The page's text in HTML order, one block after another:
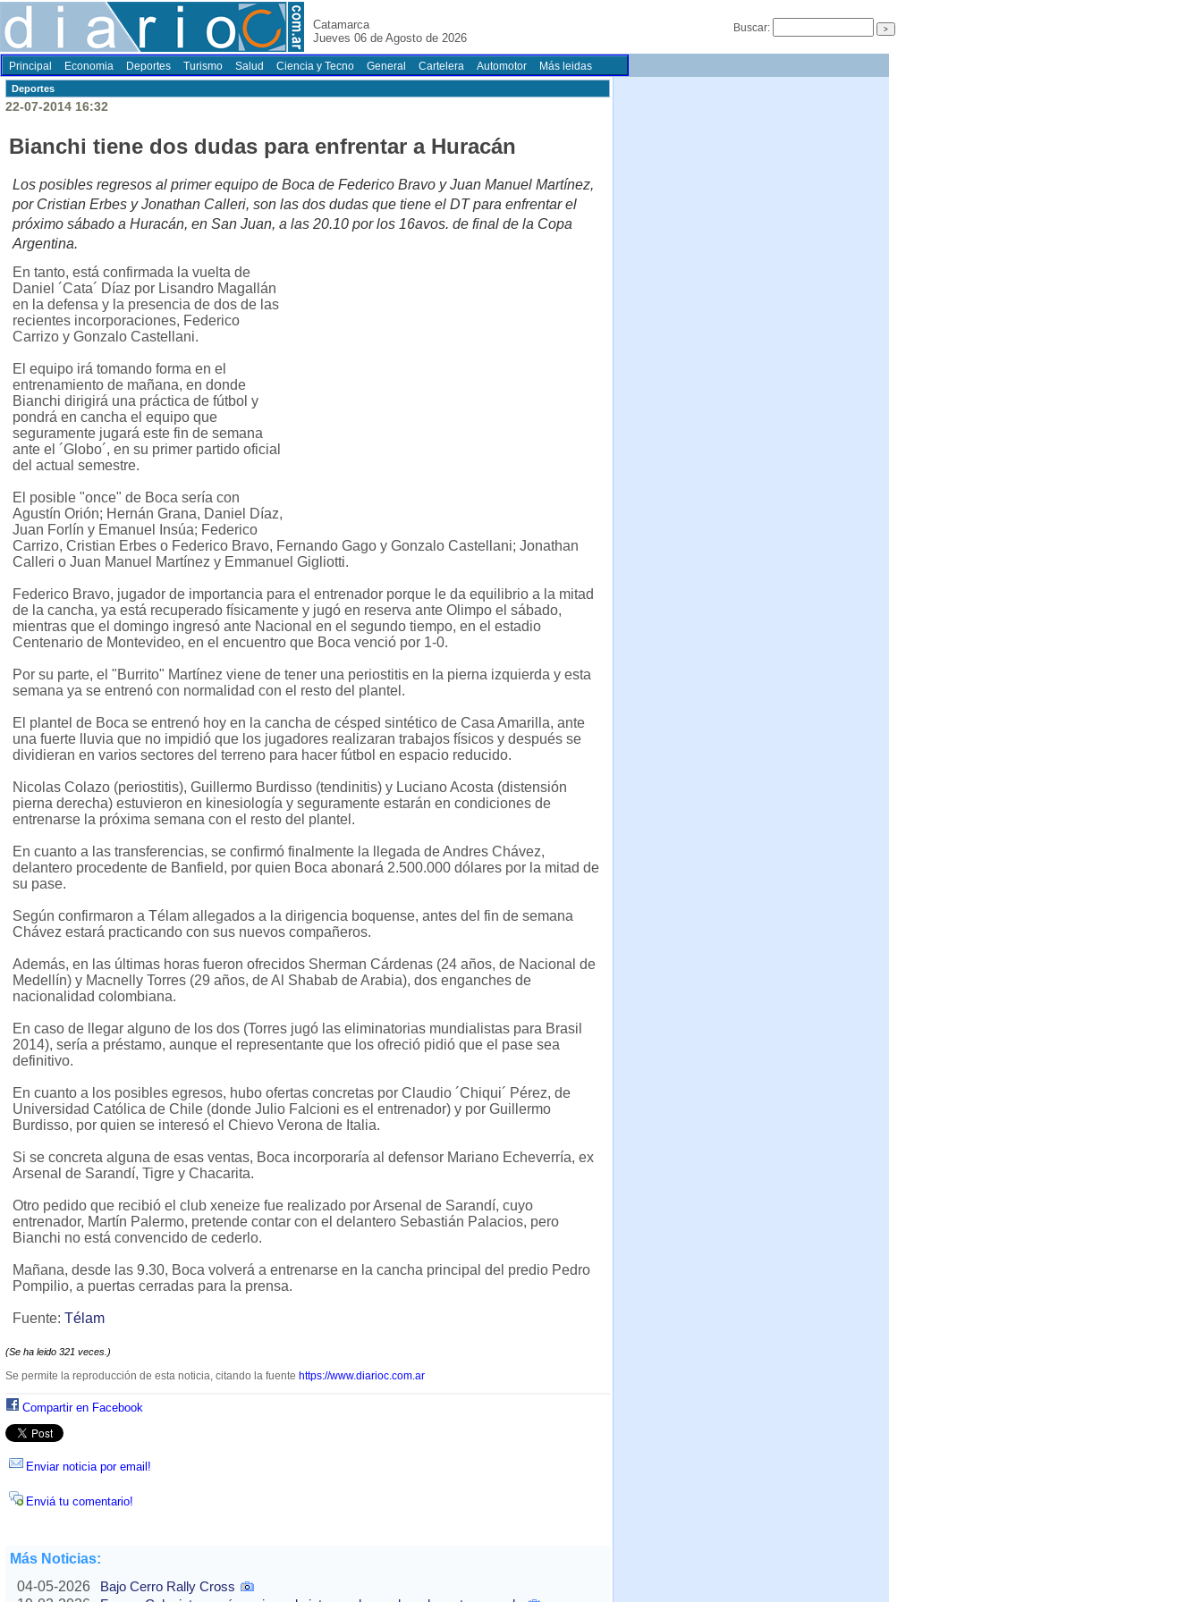
Catamarca
Jueves 06 de Agosto de 2026
Buscar:
Principal Economia Deportes Turismo Salud Ciencia y Tecno General Cartelera Automotor Más leidas
Deportes
22-07-2014 16:32
Bianchi tiene dos dudas para enfrentar a Huracán
Los posibles regresos al primer equipo de Boca de Federico Bravo y Juan Manuel Martínez,
por Cristian Erbes y Jonathan Calleri, son las dos dudas que tiene el DT para enfrentar el
próximo sábado a Huracán, en San Juan, a las 20.10 por los 16avos. de final de la Copa
Argentina.
En tanto, está confirmada la vuelta de
Daniel ´Cata´ Díaz por Lisandro Magallán
en la defensa y la presencia de dos de las
recientes incorporaciones, Federico
Carrizo y Gonzalo Castellani.
El equipo irá tomando forma en el
entrenamiento de mañana, en donde
Bianchi dirigirá una práctica de fútbol y
pondrá en cancha el equipo que
seguramente jugará este fin de semana
ante el ´Globo´, en su primer partido oficial
del actual semestre.
El posible "once" de Boca sería con
Agustín Orión; Hernán Grana, Daniel Díaz,
Juan Forlín y Emanuel Insúa; Federico
Carrizo, Cristian Erbes o Federico Bravo, Fernando Gago y Gonzalo Castellani; Jonathan
Calleri o Juan Manuel Martínez y Emmanuel Gigliotti.
Federico Bravo, jugador de importancia para el entrenador porque le da equilibrio a la mitad
de la cancha, ya está recuperado físicamente y jugó en reserva ante Olimpo el sábado,
mientras que el domingo ingresó ante Nacional en el segundo tiempo, en el estadio
Centenario de Montevideo, en el encuentro que Boca venció por 1-0.
Por su parte, el "Burrito" Martínez viene de tener una periostitis en la pierna izquierda y esta
semana ya se entrenó con normalidad con el resto del plantel.
El plantel de Boca se entrenó hoy en la cancha de césped sintético de Casa Amarilla, ante
una fuerte lluvia que no impidió que los jugadores realizaran trabajos físicos y después se
dividieran en varios sectores del terreno para hacer fútbol en espacio reducido.
Nicolas Colazo (periostitis), Guillermo Burdisso (tendinitis) y Luciano Acosta (distensión
pierna derecha) estuvieron en kinesiología y seguramente estarán en condiciones de
entrenarse la próxima semana con el resto del plantel.
En cuanto a las transferencias, se confirmó finalmente la llegada de Andres Chávez,
delantero procedente de Banfield, por quien Boca abonará 2.500.000 dólares por la mitad de
su pase.
Según confirmaron a Télam allegados a la dirigencia boquense, antes del fin de semana
Chávez estará practicando con sus nuevos compañeros.
Además, en las últimas horas fueron ofrecidos Sherman Cárdenas (24 años, de Nacional de
Medellín) y Macnelly Torres (29 años, de Al Shabab de Arabia), dos enganches de
nacionalidad colombiana.
En caso de llegar alguno de los dos (Torres jugó las eliminatorias mundialistas para Brasil
2014), sería a préstamo, aunque el representante que los ofreció pidió que el pase sea
definitivo.
En cuanto a los posibles egresos, hubo ofertas concretas por Claudio ´Chiqui´ Pérez, de
Universidad Católica de Chile (donde Julio Falcioni es el entrenador) y por Guillermo
Burdisso, por quien se interesó el Chievo Verona de Italia.
Si se concreta alguna de esas ventas, Boca incorporaría al defensor Mariano Echeverría, ex
Arsenal de Sarandí, Tigre y Chacarita.
Otro pedido que recibió el club xeneize fue realizado por Arsenal de Sarandí, cuyo
entrenador, Martín Palermo, pretende contar con el delantero Sebastián Palacios, pero
Bianchi no está convencido de cederlo.
Mañana, desde las 9.30, Boca volverá a entrenarse en la cancha principal del predio Pedro
Pompilio, a puertas cerradas para la prensa.
Fuente: Télam
(Se ha leido 321 veces.)
Se permite la reproducción de esta noticia, citando la fuente https://www.diarioc.com.ar
Compartir en Facebook
Enviar noticia por email!
Enviá tu comentario!
Más Noticias:
04-05-2026
Bajo Cerro Rally Cross